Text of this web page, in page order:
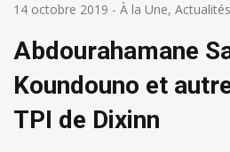
14 octobre 2019 - À la Une, Actualités
Abdourahamane
Koundouno et
TPI de Dixinn